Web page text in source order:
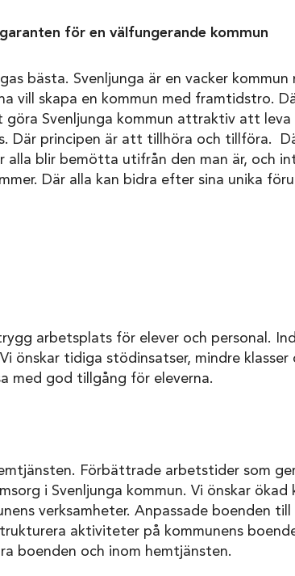
för en välfungerande kommun
bästa. Svenljunga är en vacker kommun
vill skapa en kommun med framtidstro.
göra Svenljunga kommun attraktiv att
Där principen är att tillhöra och tillföra.
alla blir bemötta utifrån den man är, och
Där alla kan bidra efter sina unika
arbetsplats för elever och personal.
önskar tidiga stödinsatser, mindre klasser
med god tillgång för eleverna.
Förbättrade arbetstider som
i Svenljunga kommun. Vi önskar ökad
verksamheter. Anpassade boenden
aktiviteter på kommunens
boenden och inom hemtjänsten.